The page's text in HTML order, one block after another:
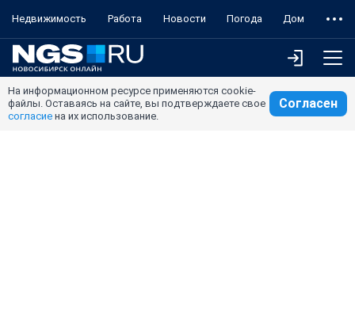
Недвижимость Работа Новости Погода Дом
На информационном ресурсе применяются cookie-
файлы. Оставаясь на сайте, вы подтверждаете свое
согласие на их использование.
Согласен